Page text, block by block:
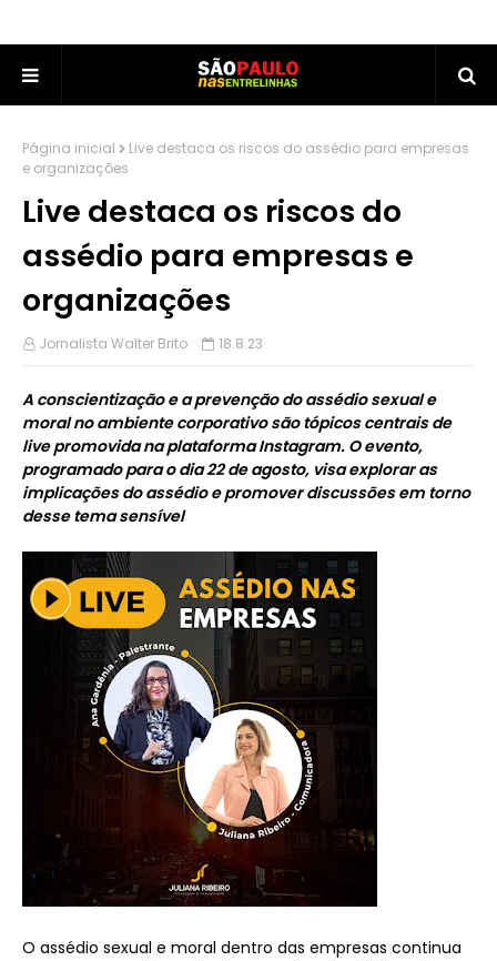
Página inicial
Live destaca os riscos do assédio para empresas
e organizações
Live destaca os riscos do
assédio para empresas e
organizações
Jornalista Walter Brito 18.8.23
A conscientização e a prevenção do assédio sexual e
moral no ambiente corporativo são tópicos centrais de
live promovida na plataforma Instagram. O evento,
programado para o dia 22 de agosto, visa explorar as
implicações do assédio e promover discussões em torno
desse tema sensível
O assédio sexual e moral dentro das empresas continua